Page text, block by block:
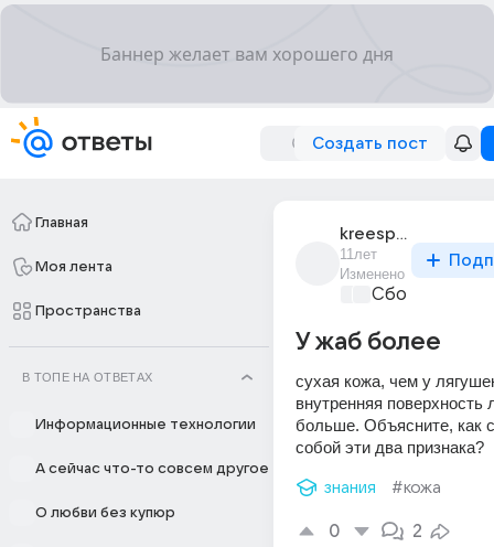
Создать пост
Главная
Моя лента
Пространства
В ТОПЕ НА ОТВЕТАХ
Информационные технологии
А сейчас что-то совсем другое
О любви без купюр
kreespeik
11лет
Изменено
Сборная
У жаб более
сухая кожа, чем у
внутренняя поверхность
больше. Объясните, как
собой эти два признака?
знания #кожа
0 2